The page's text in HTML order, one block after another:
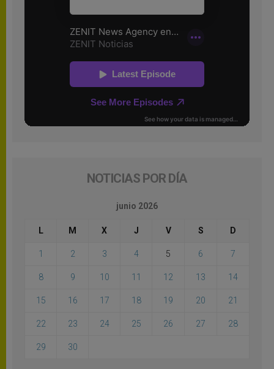
NOTICIAS POR DÍA
junio 2026
L M X J V S D
1 2 3 4 5 6 7
8 9 10 11 12 13 14
15 16 17 18 19 20 21
22 23 24 25 26 27 28
29 30